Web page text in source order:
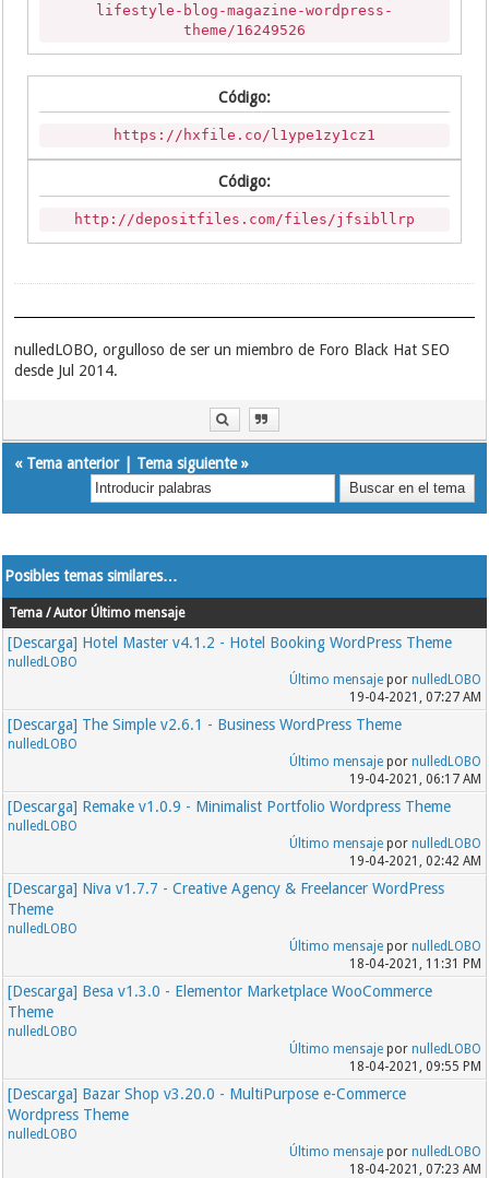
lifestyle-blog-magazine-wordpress-
theme/16249526
Código:
https://hxfile.co/l1ype1zy1cz1
Código:
http://depositfiles.com/files/jfsibllrp
nulledLOBO, orgulloso de ser un miembro de Foro Black Hat SEO
desde Jul 2014.
« Tema anterior| Tema siguiente»
Posibles temas similares…
Tema / Autor Último mensaje
[Descarga] Hotel Master v4.1.2 - Hotel Booking WordPress Theme
nulledLOBO
Último mensajepor nulledLOBO
19-04-2021, 07:27 AM
[Descarga] The Simple v2.6.1 - Business WordPress Theme
nulledLOBO
Último mensajepor nulledLOBO
19-04-2021, 06:17 AM
[Descarga] Remake v1.0.9 - Minimalist Portfolio Wordpress Theme
nulledLOBO
Último mensajepor nulledLOBO
19-04-2021, 02:42 AM
[Descarga] Niva v1.7.7 - Creative Agency & Freelancer WordPress
Theme
nulledLOBO
Último mensajepor nulledLOBO
18-04-2021, 11:31 PM
[Descarga] Besa v1.3.0 - Elementor Marketplace WooCommerce
Theme
nulledLOBO
Último mensajepor nulledLOBO
18-04-2021, 09:55 PM
[Descarga] Bazar Shop v3.20.0 - MultiPurpose e-Commerce
Wordpress Theme
nulledLOBO
Último mensajepor nulledLOBO
18-04-2021, 07:23 AM